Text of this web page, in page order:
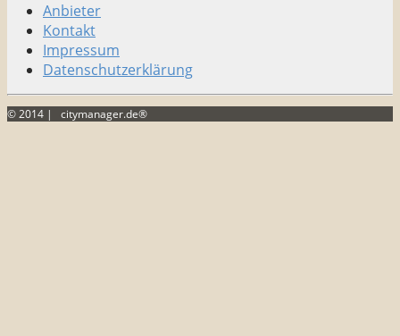
Anbieter
Kontakt
Impressum
Datenschutzerklärung
© 2014 | citymanager.de®